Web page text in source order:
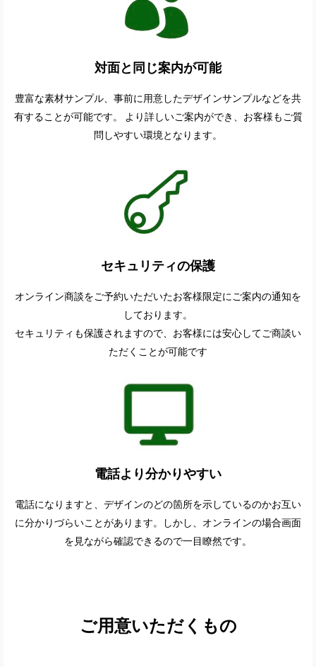
対面と同じ案内が可能
豊富な素材サンプル、事前に用意したデザインサンプルなどを共
有することが可能です。 より詳しいご案内ができ、お客様もご質
問しやすい環境となります。
セキュリティの保護
オンライン商談をご予約いただいたお客様限定にご案内の通知を
しております。
セキュリティも保護されますので、お客様には安心してご商談い
ただくことが可能です
電話より分かりやすい
電話になりますと、デザインのどの箇所を示しているのかお互い
に分かりづらいことがあります。しかし、オンラインの場合画面
を見ながら確認できるので一目瞭然です。
ご用意いただくもの